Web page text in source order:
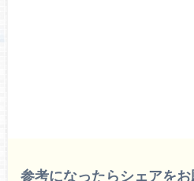
参考になったらシェアをお